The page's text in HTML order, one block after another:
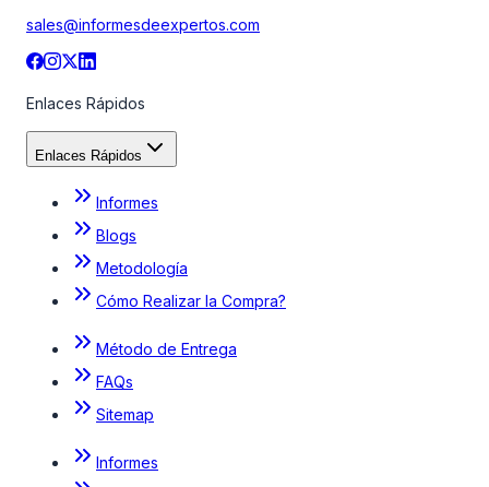
sales@informesdeexpertos.com
Enlaces Rápidos
Enlaces Rápidos
Informes
Blogs
Metodología
Cómo Realizar la Compra?
Método de Entrega
FAQs
Sitemap
Informes